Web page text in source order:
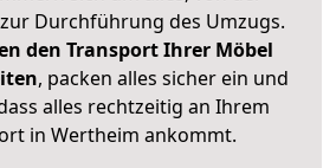
Durchführung des Umzugs.
den Transport Ihrer Möbel
, packen alles sicher ein und
alles rechtzeitig an Ihrem
in Wertheim ankommt.